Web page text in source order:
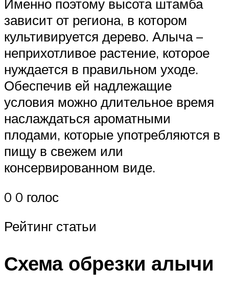
Именно поэтому высота штамба
зависит от региона, в котором
культивируется дерево. Алыча –
неприхотливое растение, которое
нуждается в правильном уходе.
Обеспечив ей надлежащие
условия можно длительное время
наслаждаться ароматными
плодами, которые употребляются в
пищу в свежем или
консервированном виде.
0 0 голос
Рейтинг статьи
Схема обрезки алычи